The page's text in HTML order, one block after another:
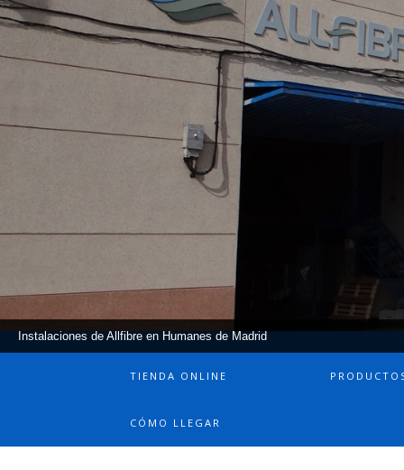
Instalaciones de Allfibre en Humanes de Madrid
TIENDA ONLINE
CÓMO LLEGAR